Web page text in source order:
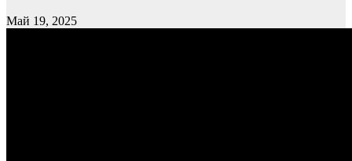
Май 19, 2025